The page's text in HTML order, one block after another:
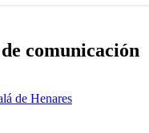
comunicación
de Henares